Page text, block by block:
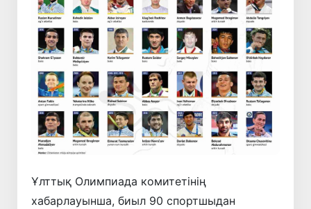
Ұлттық Олимпиада комитетінің
хабарлауынша, биыл 90 спортшыдан